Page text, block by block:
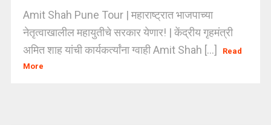
Amit Shah Pune Tour | महाराष्ट्रात भाजपाच्या
नेतृत्वाखालील महायुतीचे सरकार येणार! | केंद्रीय गृहमंत्री
अमित शाह यांची कार्यकर्त्यांना ग्वाही Amit Shah [...]
Read
More